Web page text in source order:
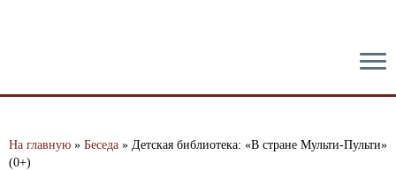
На главную » Беседа » Детская библиотека: «В стране Мульти-Пульти»
(0+)